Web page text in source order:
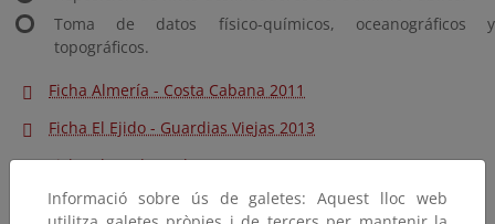
Toma de datos físico-químicos, oceanográficos y
topográficos.
Ficha Almería - Costa Cabana 2011
Ficha El Ejido - Guardias Viejas 2013
Ficha Playa de Carboneras 2012
Informació sobre ús de galetes: Aquest lloc web